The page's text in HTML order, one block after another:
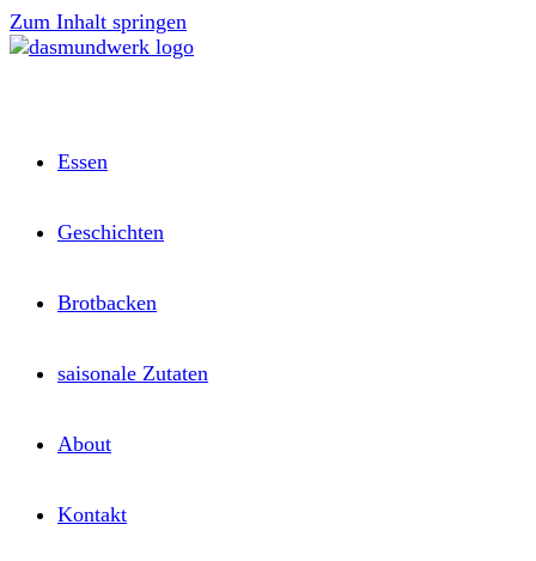
Zum Inhalt springen
Essen
Geschichten
Brotbacken
saisonale Zutaten
About
Kontakt